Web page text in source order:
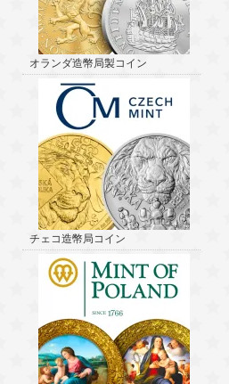
オランダ造幣局製コイン
チェコ造幣局コイン